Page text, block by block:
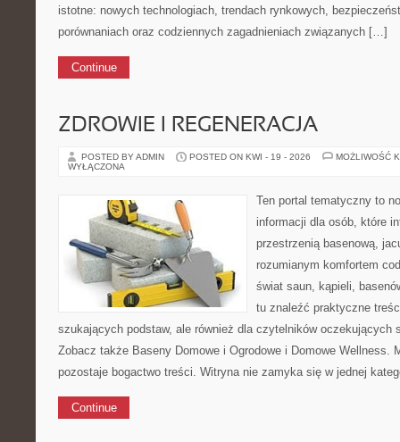
istotne: nowych technologiach, trendach rynkowych,
porównaniach oraz codziennych zagadnieniach związanych […]
Continue
ZDROWIE I REGENERACJA
POSTED BY ADMIN POSTED ON KWI - 19 - 2026
MOŻLIWOŚĆ
WYŁĄCZONA
Ten portal tematyczny to
informacji dla osób, które
przestrzenią basenową,
rozumianym komfortem
świat saun, kąpieli,
tu znaleźć praktyczne
szukających podstaw, ale również dla czytelników oczekujących
Zobacz także Baseny Domowe i Ogrodowe i Domowe Wellness.
pozostaje bogactwo treści. Witryna nie zamyka się w jednej
Continue